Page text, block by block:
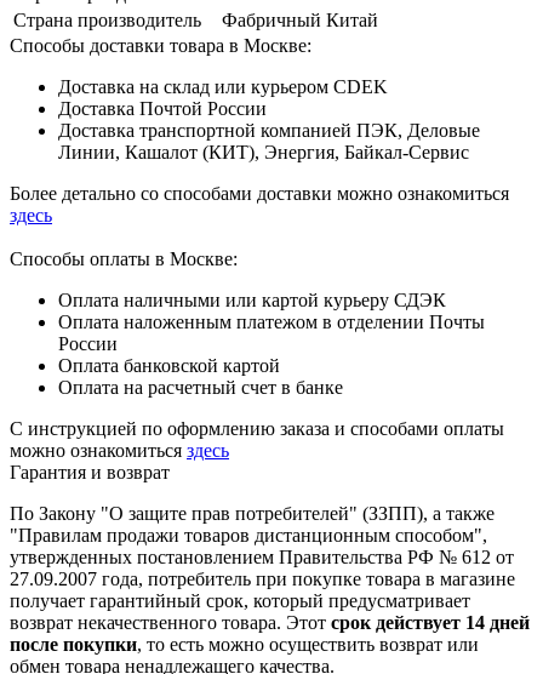
Страна производитель
Фабричный Китай
Способы доставки товара в Москве:
Доставка на склад или курьером CDEK
Доставка Почтой России
Доставка транспортной компанией ПЭК, Деловые
Линии, Кашалот (КИТ), Энергия, Байкал-Сервис
Более детально со способами доставки можно ознакомиться
здесь
Способы оплаты в Москве:
Оплата наличными или картой курьеру СДЭК
Оплата наложенным платежом в отделении Почты
России
Оплата банковской картой
Оплата на расчетный счет в банке
С инструкцией по оформлению заказа и способами оплаты
можно ознакомиться здесь
Гарантия и возврат
По Закону "О защите прав потребителей" (ЗЗПП), а также
"Правилам продажи товаров дистанционным способом",
утвержденных постановлением Правительства РФ № 612 от
27.09.2007 года, потребитель при покупке товара в магазине
получает гарантийный срок, который предусматривает
возврат некачественного товара. Этот срок действует 14 дней
после покупки, то есть можно осуществить возврат или
обмен товара ненадлежащего качества.